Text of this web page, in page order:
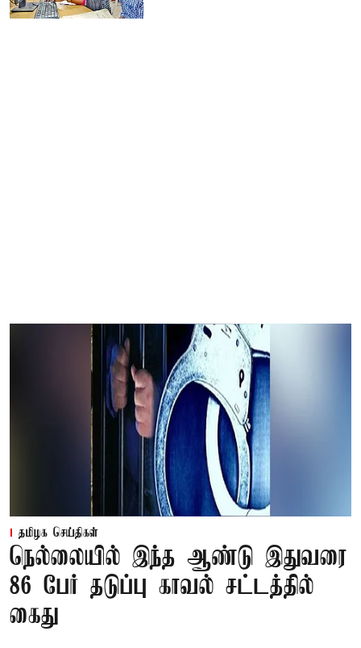
தமிழக செய்திகள்
நெல்லையில் இந்த ஆண்டு இதுவரை
86 பேர் தடுப்பு காவல் சட்டத்தில்
கைது